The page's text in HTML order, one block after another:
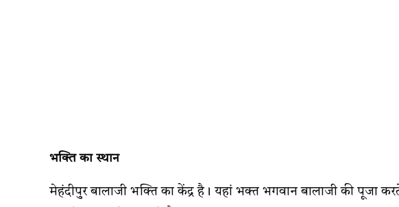
भक्ति का स्थान
मेहंदीपुर बालाजी भक्ति का केंद्र है। यहां भक्त भगवान बालाजी की पूजा